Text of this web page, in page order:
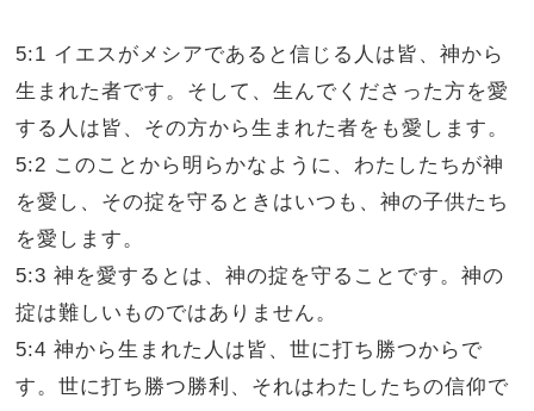
5:1 イエスがメシアであると信じる人は皆、神から
生まれた者です。そして、生んでくださった方を愛
する人は皆、その方から生まれた者をも愛します。
5:2 このことから明らかなように、わたしたちが神
を愛し、その掟を守るときはいつも、神の子供たち
を愛します。
5:3 神を愛するとは、神の掟を守ることです。神の
掟は難しいものではありません。
5:4 神から生まれた人は皆、世に打ち勝つからで
す。世に打ち勝つ勝利、それはわたしたちの信仰で